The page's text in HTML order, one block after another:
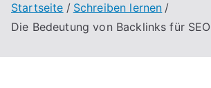
Startseite
Schreiben lernen
Die Bedeutung von Backlinks für SEO